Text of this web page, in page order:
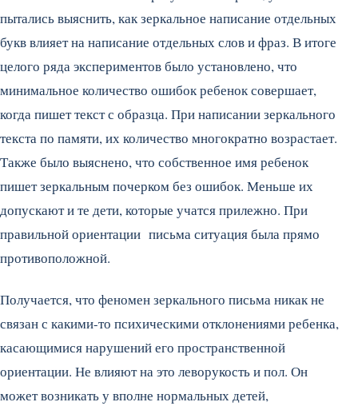
пытались выяснить, как зеркальное написание отдельных
букв влияет на написание отдельных слов и фраз. В итоге
целого ряда экспериментов было установлено, что
минимальное количество ошибок ребенок совершает,
когда пишет текст с образца. При написании зеркального
текста по памяти, их количество многократно возрастает.
Также было выяснено, что собственное имя ребенок
пишет зеркальным почерком без ошибок. Меньше их
допускают и те дети, которые учатся прилежно. При
правильной ориентации письма ситуация была прямо
противоположной.
Получается, что феномен зеркального письма никак не
связан с какими-то психическими отклонениями ребенка,
касающимися нарушений его пространственной
ориентации. Не влияют на это леворукость и пол. Он
может возникать у вполне нормальных детей,